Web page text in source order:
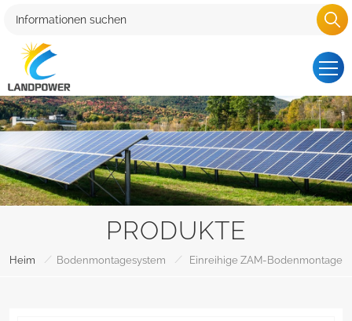
PRODUKTE
Heim / Bodenmontagesystem / Einreihige ZAM-Bodenmontage